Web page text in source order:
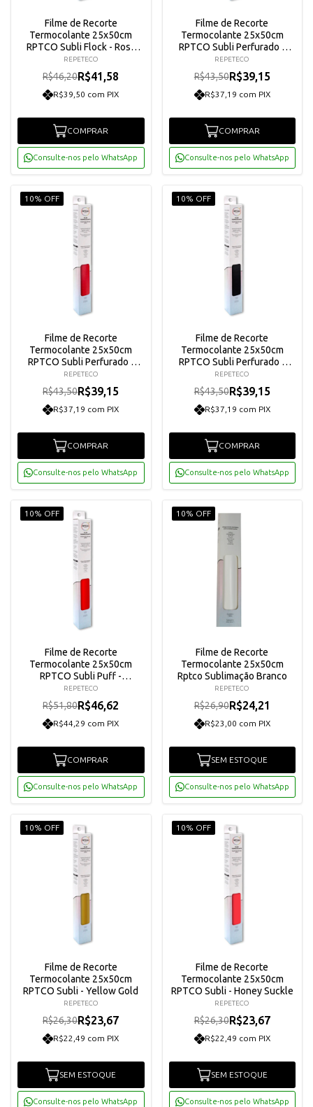
Filme de Recorte
Termocolante 25x50cm
RPTCO Subli Flock - Rosa
Escuro
REPETECO
R$46,20R$41,58
R$39,50 com PIX
COMPRAR
Consulte-nos pelo WhatsApp
Filme de Recorte
Termocolante 25x50cm
RPTCO Subli Perfurado -
Azul Royal
REPETECO
R$43,50R$39,15
R$37,19 com PIX
COMPRAR
Consulte-nos pelo WhatsApp
10% OFF
Filme de Recorte
Termocolante 25x50cm
RPTCO Subli Perfurado -
Vermelho
REPETECO
R$43,50R$39,15
R$37,19 com PIX
COMPRAR
Consulte-nos pelo WhatsApp
10% OFF
Filme de Recorte
Termocolante 25x50cm
RPTCO Subli Perfurado -
Preto
REPETECO
R$43,50R$39,15
R$37,19 com PIX
COMPRAR
Consulte-nos pelo WhatsApp
10% OFF
Filme de Recorte
Termocolante 25x50cm
RPTCO Subli Puff -
Vermelho
REPETECO
R$51,80R$46,62
R$44,29 com PIX
COMPRAR
Consulte-nos pelo WhatsApp
10% OFF
Filme de Recorte
Termocolante 25x50cm
Rptco Sublimação Branco
REPETECO
R$26,90R$24,21
R$23,00 com PIX
SEM ESTOQUE
Consulte-nos pelo WhatsApp
10% OFF
Filme de Recorte
Termocolante 25x50cm
RPTCO Subli - Yellow Gold
REPETECO
R$26,30R$23,67
R$22,49 com PIX
SEM ESTOQUE
Consulte-nos pelo WhatsApp
10% OFF
Filme de Recorte
Termocolante 25x50cm
RPTCO Subli - Honey Suckle
REPETECO
R$26,30R$23,67
R$22,49 com PIX
SEM ESTOQUE
Consulte-nos pelo WhatsApp